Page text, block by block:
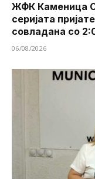
ЖФК Каменица
серијата
совладана со
06/08/2026